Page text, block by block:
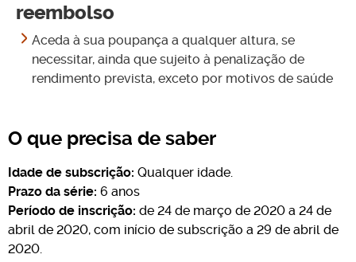
reembolso
Aceda à sua poupança a qualquer altura, se
necessitar, ainda que sujeito à penalização de
rendimento prevista, exceto por motivos de saúde
O que precisa de saber
Idade de subscrição: Qualquer idade.
Prazo da série: 6 anos
Período de inscrição: de 24 de março de 2020 a 24 de
abril de 2020, com início de subscrição a 29 de abril de
2020.